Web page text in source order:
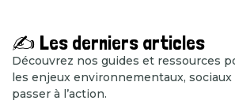
✍️ Les derniers articles
Découvrez nos guides et ressources
les enjeux environnementaux,
passer à l’action.